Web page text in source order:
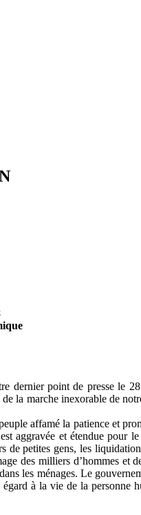
dernier point de presse le
la marche inexorable de
affamé la patience et
aggravée et étendue pour
petites gens, les
des milliers d’hommes et
les ménages. Le
à la vie de la personne